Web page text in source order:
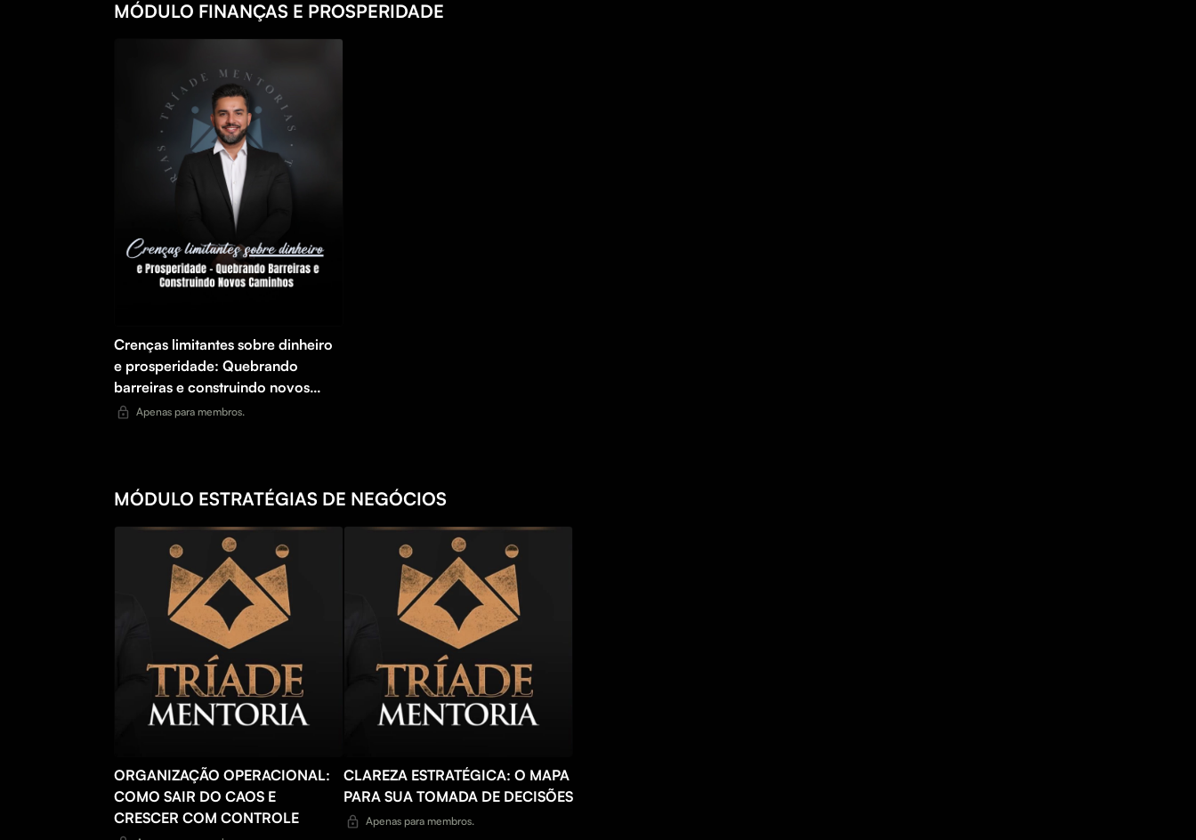
MÓDULO FINANÇAS E PROSPERIDADE
Crenças limitantes sobre dinheiro
e prosperidade: Quebrando
barreiras e construindo novos
caminhos
Apenas para membros.
MÓDULO ESTRATÉGIAS DE NEGÓCIOS
ORGANIZAÇÃO OPERACIONAL:
COMO SAIR DO CAOS E
CRESCER COM CONTROLE
CLAREZA ESTRATÉGICA: O MAPA
PARA SUA TOMADA DE DECISÕES
Apenas para membros.